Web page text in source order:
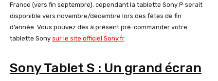
France (vers fin septembre), cependant la tablette Sony P serait
disponible vers novembre/décembre lors des fêtes de fin
d’année. Vous pouvez dès à présent pré-commander votre
tablette Sony sur le site officiel Sony.fr.
Sony Tablet S : Un grand écran